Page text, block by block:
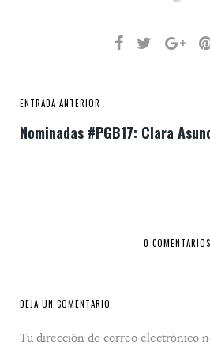
ENTRADA ANTERIOR
Nominadas #PGB17: Clara
0 COMENTARIOS
DEJA UN COMENTARIO
Tu dirección de correo electrónico